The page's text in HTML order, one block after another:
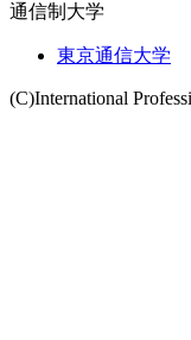
通信制大学
東京通信大学
(C)International